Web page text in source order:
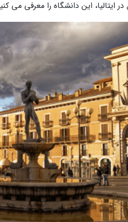
ایتالیا، این دانشگاه را معرفی می